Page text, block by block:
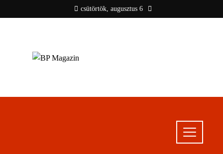
csütörtök, augusztus 6